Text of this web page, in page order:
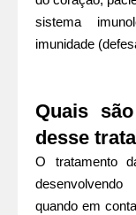
sistema
imunidade
Quais
desse
O tratamento
quando em